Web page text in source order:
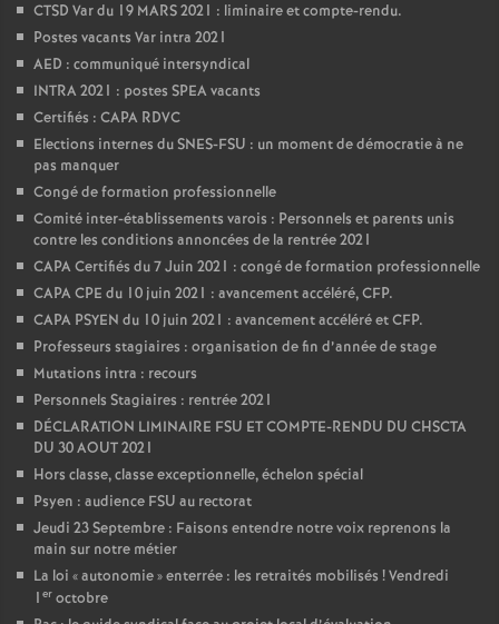
CTSD Var du 19 MARS 2021 : liminaire et compte-rendu.
Postes vacants Var intra 2021
AED : communiqué intersyndical
INTRA 2021 : postes SPEA vacants
Certifiés : CAPA RDVC
Elections internes du SNES-FSU : un moment de démocratie à ne
pas manquer
Congé de formation professionnelle
Comité inter-établissements varois : Personnels et parents unis
contre les conditions annoncées de la rentrée 2021
CAPA Certifiés du 7 Juin 2021 : congé de formation professionnelle
CAPA CPE du 10 juin 2021 : avancement accéléré, CFP.
CAPA PSYEN du 10 juin 2021 : avancement accéléré et CFP.
Professeurs stagiaires : organisation de fin d’année de stage
Mutations intra : recours
Personnels Stagiaires : rentrée 2021
DÉCLARATION LIMINAIRE FSU ET COMPTE-RENDU DU CHSCTA
DU 30 AOUT 2021
Hors classe, classe exceptionnelle, échelon spécial
Psyen : audience FSU au rectorat
Jeudi 23 Septembre : Faisons entendre notre voix reprenons la
main sur notre métier
La loi «autonomie» enterrée : les retraités mobilisés ! Vendredi
1 er octobre